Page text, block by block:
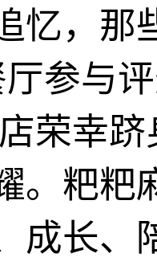
忆，那
参与
荣幸
。粑粑
成长、